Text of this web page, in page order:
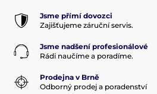
Jsme přímí dovozci
Zajišťujeme záruční servis.
Jsme nadšení profesionálové
Rádi naučíme a poradíme.
Prodejna v Brně
Odborný prodej a poradenství